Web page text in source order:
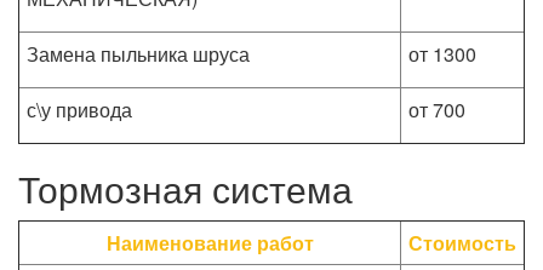
Замена пыльника шруса
от 1300
с\у привода
от 700
Тормозная система
Наименование работ
Стоимость